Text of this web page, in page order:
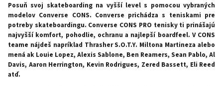
Posuň svoj skateboarding na vyšší level s pomocou vybraných
modelov Converse CONS. Converse prichádza s teniskami pre
potreby skateboardingu. Converse CONS PRO tenisky ti prinášajú
najvyšší komfort, pohodlie, ochranu a najlepší boardfeel. V CONS
teame nájdeš napríklad Thrasher S.O.T.Y. Miltona Martineza alebo
mená ak Louie Lopez, Alexis Sablone, Ben Reamers, Sean Pablo, Al
Davis, Aaron Herrington, Kevin Rodrigues, Zered Bassett, Eli Reed
atď.